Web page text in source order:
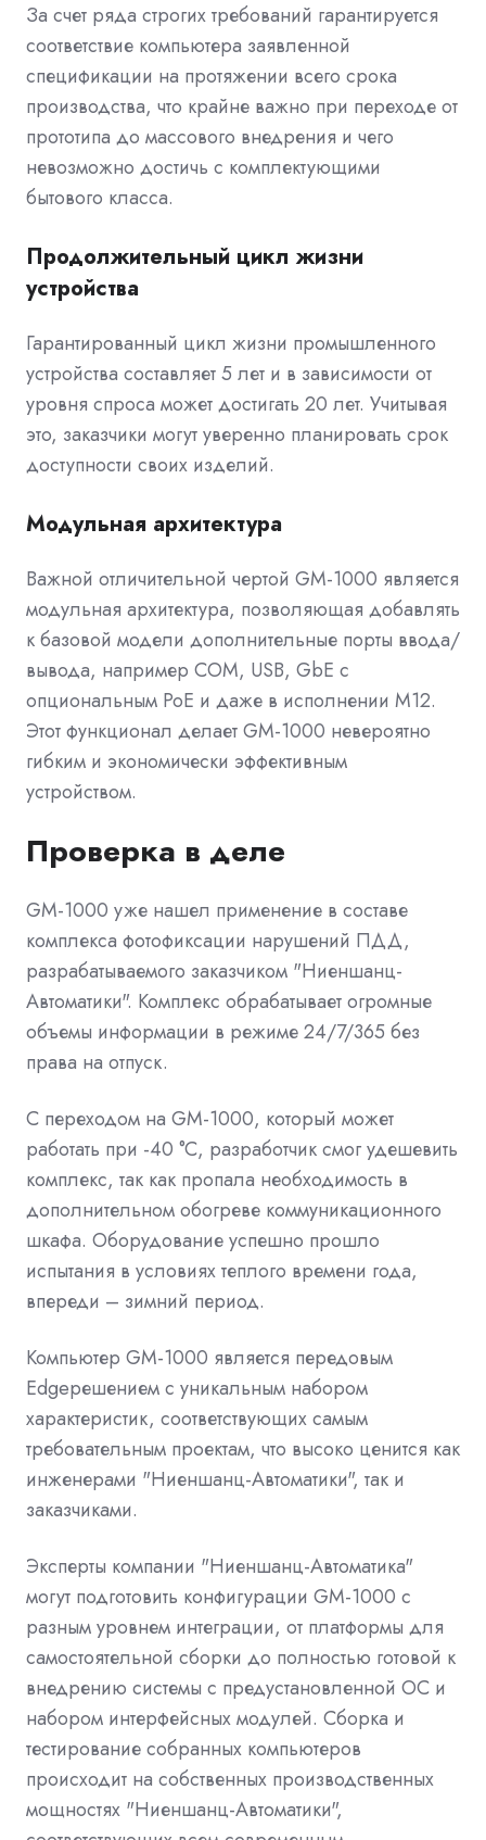
За счет ряда строгих требований гарантируется
соответствие компьютера заявленной
спецификации на протяжении всего срока
производства, что крайне важно при переходе от
прототипа до массового внедрения и чего
невозможно достичь с комплектующими
бытового класса.
Продолжительный цикл жизни
устройства
Гарантированный цикл жизни промышленного
устройства составляет 5 лет и в зависимости от
уровня спроса может достигать 20 лет. Учитывая
это, заказчики могут уверенно планировать срок
доступности своих изделий.
Модульная архитектура
Важной отличительной чертой GM-1000 является
модульная архитектура, позволяющая добавлять
к базовой модели дополнительные порты ввода/
вывода, например COM, USB, GbE с
опциональным PoE и даже в исполнении M12.
Этот функционал делает GM-1000 невероятно
гибким и экономически эффективным
устройством.
Проверка в деле
GM-1000 уже нашел применение в составе
комплекса фотофиксации нарушений ПДД,
разрабатываемого заказчиком "Ниеншанц-
Автоматики". Комплекс обрабатывает огромные
объемы информации в режиме 24/7/365 без
права на отпуск.
C переходом на GM-1000, который может
работать при -40 °С, разработчик смог удешевить
комплекс, так как пропала необходимость в
дополнительном обогреве коммуникационного
шкафа. Оборудование успешно прошло
испытания в условиях теплого времени года,
впереди – зимний период.
Компьютер GM-1000 является передовым
Edgeрешением с уникальным набором
характеристик, соответствующих самым
требовательным проектам, что высоко ценится как
инженерами "Ниеншанц-Автоматики", так и
заказчиками.
Эксперты компании "Ниеншанц-Автоматика"
могут подготовить конфигурации GM-1000 с
разным уровнем интеграции, от платформы для
самостоятельной сборки до полностью готовой к
внедрению системы с предустановленной ОС и
набором интерфейсных модулей. Сборка и
тестирование собранных компьютеров
происходит на собственных производственных
мощностях "Ниеншанц-Автоматики",